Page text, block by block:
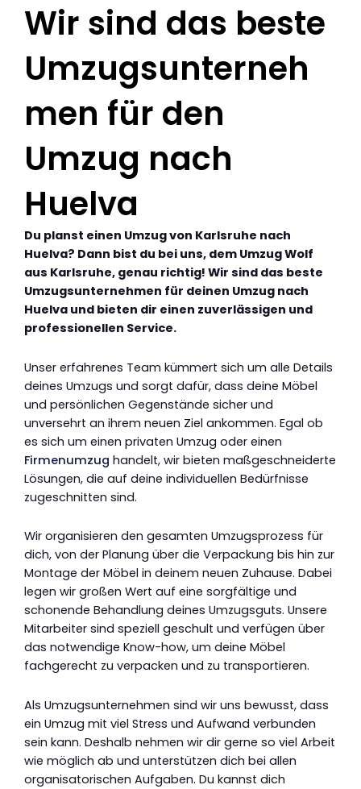
Wir sind das beste
Umzugsunterneh
men für den
Umzug nach
Huelva
Du planst einen Umzug von Karlsruhe nach
Huelva? Dann bist du bei uns, dem Umzug Wolf
aus Karlsruhe, genau richtig! Wir sind das beste
Umzugsunternehmen für deinen Umzug nach
Huelva und bieten dir einen zuverlässigen und
professionellen Service.
Unser erfahrenes Team kümmert sich um alle Details
deines Umzugs und sorgt dafür, dass deine Möbel
und persönlichen Gegenstände sicher und
unversehrt an ihrem neuen Ziel ankommen. Egal ob
es sich um einen privaten Umzug oder einen
Firmenumzug handelt, wir bieten maßgeschneiderte
Lösungen, die auf deine individuellen Bedürfnisse
zugeschnitten sind.
Wir organisieren den gesamten Umzugsprozess für
dich, von der Planung über die Verpackung bis hin zur
Montage der Möbel in deinem neuen Zuhause. Dabei
legen wir großen Wert auf eine sorgfältige und
schonende Behandlung deines Umzugsguts. Unsere
Mitarbeiter sind speziell geschult und verfügen über
das notwendige Know-how, um deine Möbel
fachgerecht zu verpacken und zu transportieren.
Als Umzugsunternehmen sind wir uns bewusst, dass
ein Umzug mit viel Stress und Aufwand verbunden
sein kann. Deshalb nehmen wir dir gerne so viel Arbeit
wie möglich ab und unterstützen dich bei allen
organisatorischen Aufgaben. Du kannst dich